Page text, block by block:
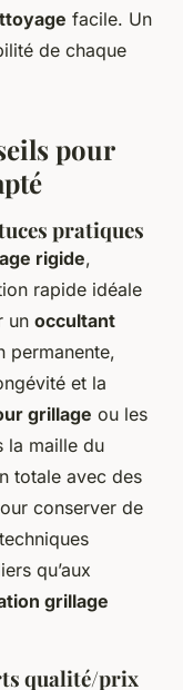
facile. Un
de chaque
pour
pratiques
rigide,
rapide idéale
un occultant
permanente,
et la
grillage ou les
la maille du
totale avec des
conserver de
qu’aux
grillage
qualité/prix